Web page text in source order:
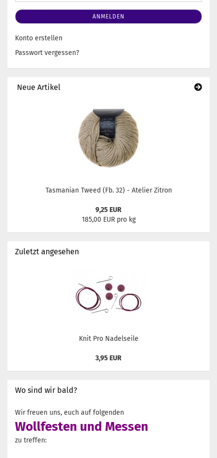
ANMELDEN
Konto erstellen
Passwort vergessen?
Neue Artikel
Tasmanian Tweed (Fb. 32) - Atelier Zitron
9,25 EUR
185,00 EUR pro kg
Zuletzt angesehen
Knit Pro Nadelseile
3,95 EUR
Wo sind wir bald?
Wir freuen uns, euch auf folgenden
Wollfesten und Messen
zu treffen: